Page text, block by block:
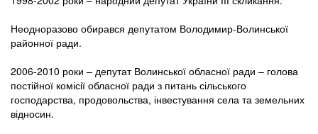
Неодноразово обирався депутатом Володимир-Волинської
районної ради.
2006-2010 роки – депутат Волинської обласної ради – голова
постійної комісії обласної ради з питань сільського
господарства, продовольства, інвестування села та земельних
відносин.